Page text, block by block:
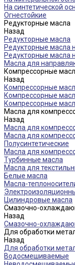
На синтетической
Огнестойкие
Редукторные масла
Назад
Редукторные масла
Редукторные масла
Редукторные масла
Масла для
Компрессорные
Назад
Компрессорные
Компрессорные
Компрессорные
Масла для
Назад
Масла для
Масла для
Полусинтетические
Масла для
Турбинные масла
Масла для
Белые масла
Масла-
Цилиндровые масла
Смазочно-
Назад
Смазочно-
Для обработки
Назад
Для обработки
Водосмешиваемые